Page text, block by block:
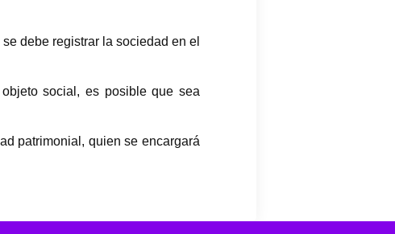
debe registrar la sociedad en el
social, es posible que sea
patrimonial, quien se encargará